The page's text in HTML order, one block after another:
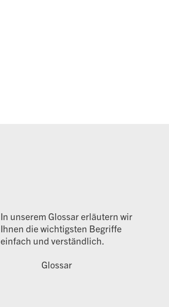
In unserem Glossar erläutern wir
Ihnen die wichtigsten Begriffe
einfach und verständlich.
Glossar